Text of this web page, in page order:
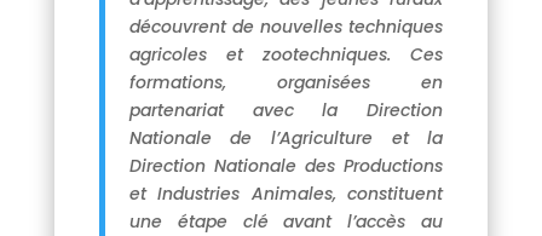
découvrent de nouvelles techniques
agricoles et zootechniques. Ces
formations, organisées en
partenariat avec la Direction
Nationale de l’Agriculture et la
Direction Nationale des Productions
et Industries Animales, constituent
une étape clé avant l’accès au